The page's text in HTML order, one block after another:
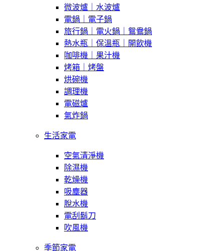
微波爐｜水波爐
電鍋｜電子鍋
旅行鍋｜電火鍋｜鴛鴦鍋
熱水瓶｜保溫瓶｜開飲機
咖啡機｜果汁機
烤箱｜烤盤
烘碗機
調理機
電磁爐
氣炸鍋
生活家電
空氣清淨機
除濕機
乾燥機
吸塵器
脫水機
電刮鬍刀
吹風機
季節家電